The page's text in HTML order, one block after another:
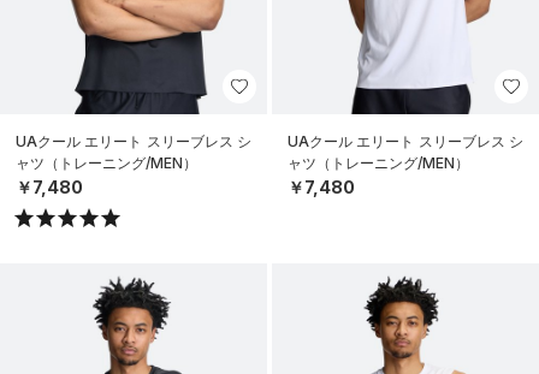
UAクール エリート スリーブレス シ
ャツ（トレーニング/MEN）
￥7,480
UAクール エリート スリーブレス シ
ャツ（トレーニング/MEN）
￥7,480